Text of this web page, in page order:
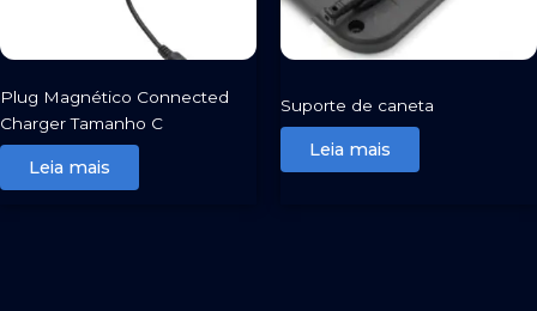
Plug Magnético Connected
Charger Tamanho C
Leia mais
Suporte de caneta
Leia mais